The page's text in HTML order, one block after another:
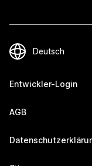
Entwickler-Login
AGB